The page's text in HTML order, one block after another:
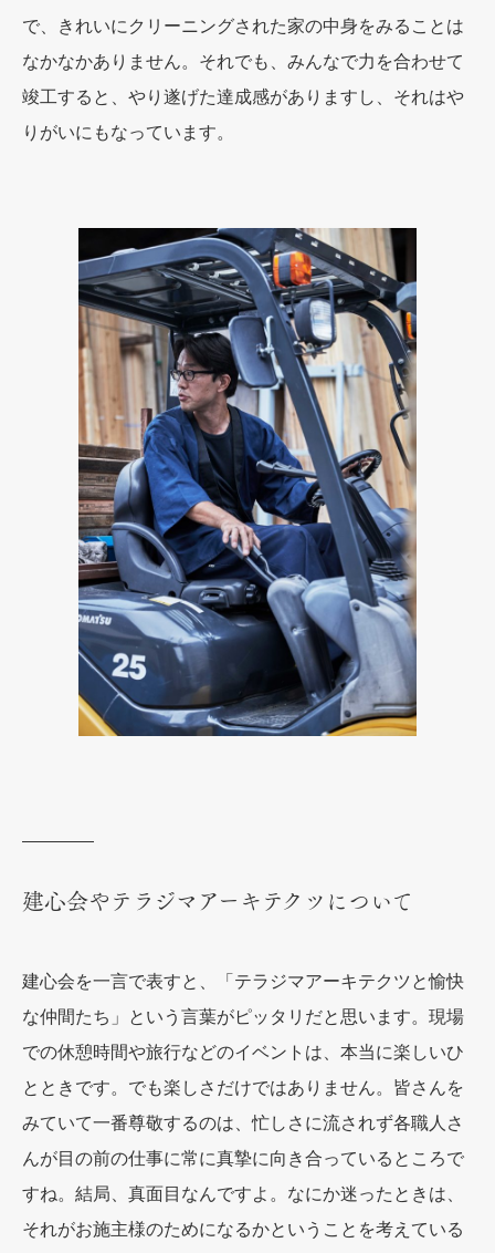
で、きれいにクリーニングされた家の中身をみることは
なかなかありません。それでも、みんなで力を合わせて
竣工すると、やり遂げた達成感がありますし、それはや
りがいにもなっています。
建心会やテラジマアーキテクツについて
建心会を一言で表すと、「テラジマアーキテクツと愉快
な仲間たち」という言葉がピッタリだと思います。現場
での休憩時間や旅行などのイベントは、本当に楽しいひ
とときです。でも楽しさだけではありません。皆さんを
みていて一番尊敬するのは、忙しさに流されず各職人さ
んが目の前の仕事に常に真摯に向き合っているところで
すね。結局、真面目なんですよ。なにか迷ったときは、
それがお施主様のためになるかということを考えている